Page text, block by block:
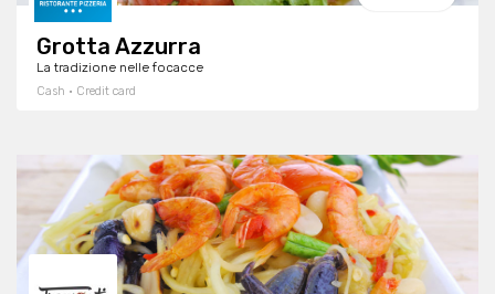
Grotta Azzurra
La tradizione nelle focacce
Cash · Credit card